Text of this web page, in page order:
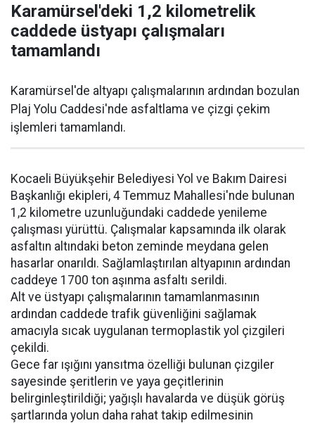
Karamürsel'deki 1,2 kilometrelik
caddede üstyapı çalışmaları
tamamlandı
Karamürsel'de altyapı çalışmalarının ardından bozulan
Plaj Yolu Caddesi'nde asfaltlama ve çizgi çekim
işlemleri tamamlandı.
Kocaeli Büyükşehir Belediyesi Yol ve Bakım Dairesi
Başkanlığı ekipleri, 4 Temmuz Mahallesi'nde bulunan
1,2 kilometre uzunluğundaki caddede yenileme
çalışması yürüttü. Çalışmalar kapsamında ilk olarak
asfaltın altındaki beton zeminde meydana gelen
hasarlar onarıldı. Sağlamlaştırılan altyapının ardından
caddeye 1700 ton aşınma asfaltı serildi.
Alt ve üstyapı çalışmalarının tamamlanmasının
ardından caddede trafik güvenliğini sağlamak
amacıyla sıcak uygulanan termoplastik yol çizgileri
çekildi.
Gece far ışığını yansıtma özelliği bulunan çizgiler
sayesinde şeritlerin ve yaya geçitlerinin
belirginleştirildiği; yağışlı havalarda ve düşük görüş
şartlarında yolun daha rahat takip edilmesinin